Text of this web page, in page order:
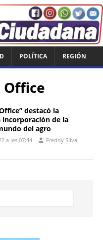
POLÍTICA REGIÓN
destacó la
de la
del agro
a las 07:44 Freddy Silva